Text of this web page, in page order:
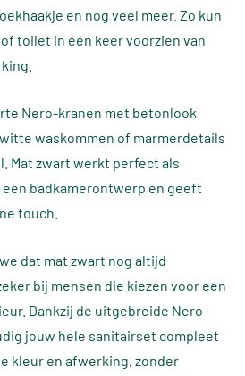
en nog veel meer. Zo kun
toilet in één keer voorzien van
Nero-kranen met betonlook
waskommen of marmerdetails
Mat zwart werkt perfect als
badkamerontwerp en geeft
touch.
dat mat zwart nog altijd
bij mensen die kiezen voor een
Dankzij de uitgebreide Nero-
jouw hele sanitairset compleet
kleur en afwerking, zonder